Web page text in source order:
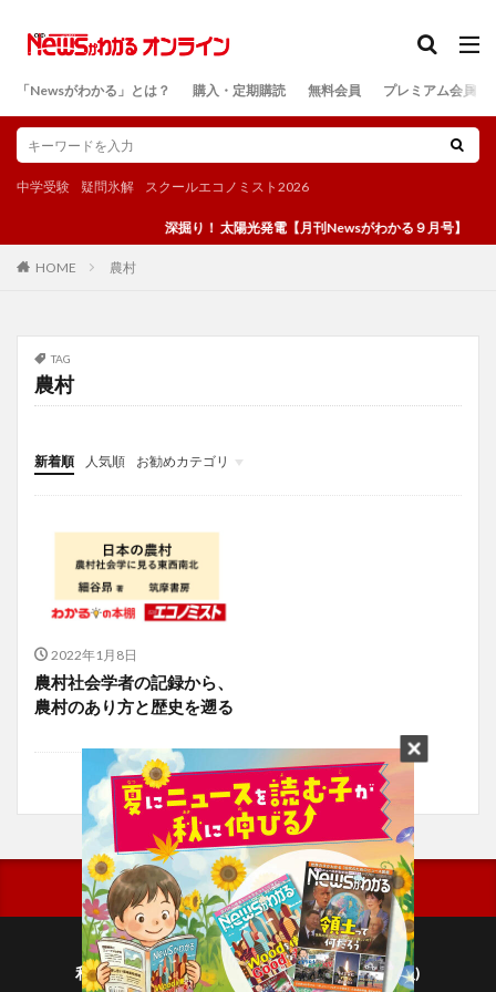
「Newsがわかる」とは？ 購入・定期購読 無料会員 プレミアム会員
中学受験 疑問氷解 スクールエコノミスト2026
深掘り！ 太陽光発電【月刊Newsがわかる９月号】
HOME 農村
TAG
農村
新着順 人気順
お勧めカテゴリ
投稿
学び
マンガ
電子書籍
2022年1月8日
農村社会学者の記録から、
農村のあり方と歴史を遡る
利用規約
プライバシーポリシー(毎日新聞出版)
検索